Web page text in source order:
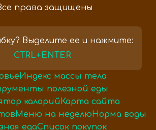
права защищены
Выделите ее и нажмите:
CTRL+ENTER
Индекс массы тела
полезной еды
калорий Карта сайта
Меню на неделю Норма воды
едаСписок покупок